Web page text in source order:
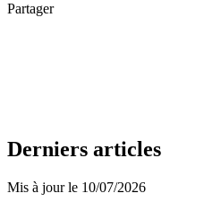
Partager
Derniers articles
Mis à jour le 10/07/2026